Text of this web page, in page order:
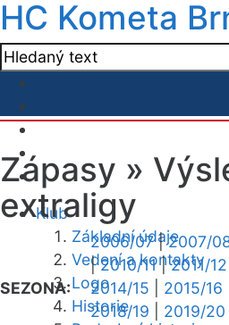
HC Kometa
Klub
Základní údaje
Vedení a kontakty
Logo
Historie
Zápasy »
extraligy
SEZONA:
2006/07|2007/
|2010/11|2011/12
2014/15
2015/16
2018/19
2019/20